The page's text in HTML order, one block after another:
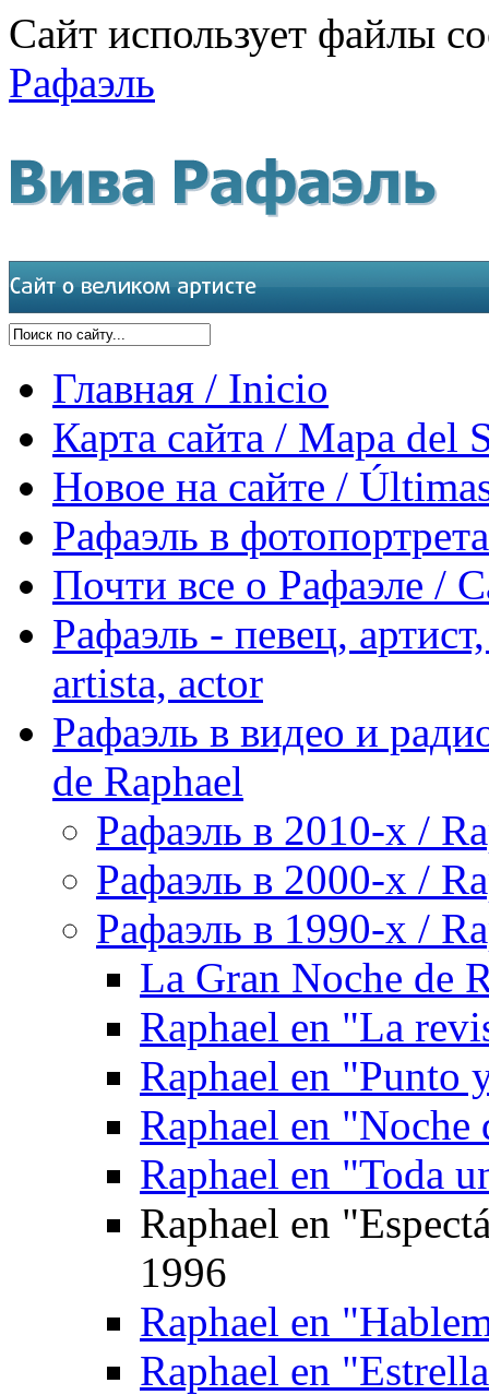
Сайт использует файлы
Рафаэль
Главная / Inicio
Карта сайта / Mapa del
Новое на сайте /
Рафаэль в
Почти все о Рафаэле /
Рафаэль - певец,
artista, actor
Рафаэль в видео и
de Raphael
Рафаэль в 2010-х /
Рафаэль в 2000-х /
Рафаэль в 1990-х /
La Gran Noche de
Raphael en "La
Raphael en "Punto
Raphael en
Raphael en "Toda
Raphael en
1996
Raphael en
Raphael en